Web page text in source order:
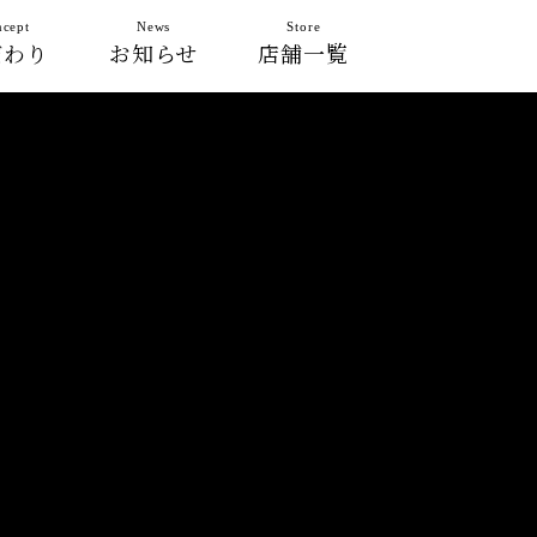
り お知らせ
News
店舗一覧
Store